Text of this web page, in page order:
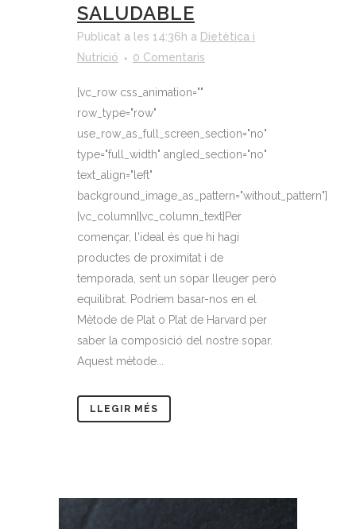
SALUDABLE
Publicat a les 14:36h a Dietètica i
Nutrició
0 Comentaris
[vc_row css_animation=""
row_type="row"
use_row_as_full_screen_section="no"
type="full_width" angled_section="no"
text_align="left"
background_image_as_pattern="without_pattern"]
[vc_column][vc_column_text]Per
començar, l'ideal és que hi hagi
productes de proximitat i de
temporada, sent un sopar lleuger però
equilibrat. Podríem basar-nos en el
Mètode de Plat o Plat de Harvard per
saber la composició del nostre sopar.
Aquest mètode...
LLEGIR MÉS